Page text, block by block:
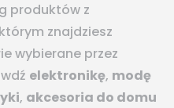
produktów z
znajdziesz
wybierane przez
elektronikę, modę
, akcesoria do domu